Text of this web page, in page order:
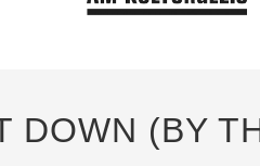
DOWN (BY